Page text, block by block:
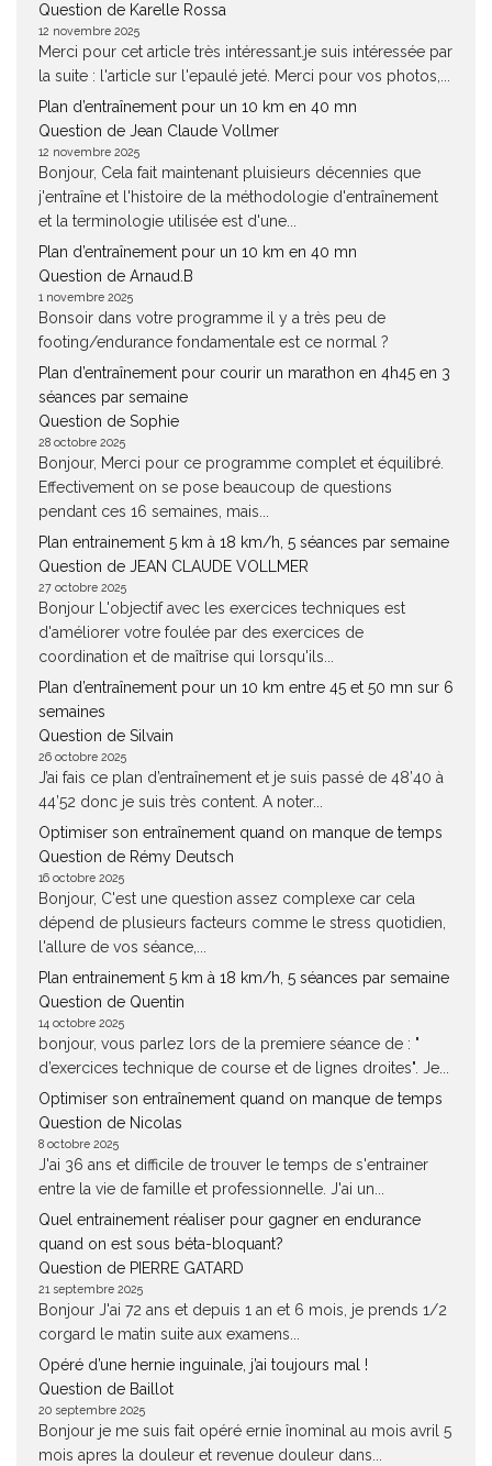
Question de Karelle Rossa
12 novembre 2025
Merci pour cet article très intéressant.je suis intéressée par
la suite : l'article sur l'epaulé jeté. Merci pour vos photos,...
Plan d’entraînement pour un 10 km en 40 mn
Question de Jean Claude Vollmer
12 novembre 2025
Bonjour, Cela fait maintenant pluisieurs décennies que
j'entraîne et l'histoire de la méthodologie d'entraînement
et la terminologie utilisée est d'une...
Plan d’entraînement pour un 10 km en 40 mn
Question de Arnaud.B
1 novembre 2025
Bonsoir dans votre programme il y a très peu de
footing/endurance fondamentale est ce normal ?
Plan d’entraînement pour courir un marathon en 4h45 en 3
séances par semaine
Question de Sophie
28 octobre 2025
Bonjour, Merci pour ce programme complet et équilibré.
Effectivement on se pose beaucoup de questions
pendant ces 16 semaines, mais...
Plan entrainement 5 km à 18 km/h, 5 séances par semaine
Question de JEAN CLAUDE VOLLMER
27 octobre 2025
Bonjour L'objectif avec les exercices techniques est
d'améliorer votre foulée par des exercices de
coordination et de maîtrise qui lorsqu'ils...
Plan d’entraînement pour un 10 km entre 45 et 50 mn sur 6
semaines
Question de Silvain
26 octobre 2025
J’ai fais ce plan d’entraînement et je suis passé de 48’40 à
44’52 donc je suis très content. A noter...
Optimiser son entraînement quand on manque de temps
Question de Rémy Deutsch
16 octobre 2025
Bonjour, C'est une question assez complexe car cela
dépend de plusieurs facteurs comme le stress quotidien,
l'allure de vos séance,...
Plan entrainement 5 km à 18 km/h, 5 séances par semaine
Question de Quentin
14 octobre 2025
bonjour, vous parlez lors de la premiere séance de : "
d’exercices technique de course et de lignes droites". Je...
Optimiser son entraînement quand on manque de temps
Question de Nicolas
8 octobre 2025
J'ai 36 ans et difficile de trouver le temps de s'entrainer
entre la vie de famille et professionnelle. J'ai un...
Quel entrainement réaliser pour gagner en endurance
quand on est sous béta-bloquant?
Question de PIERRE GATARD
21 septembre 2025
Bonjour J'ai 72 ans et depuis 1 an et 6 mois, je prends 1/2
corgard le matin suite aux examens...
Opéré d’une hernie inguinale, j’ai toujours mal !
Question de Baillot
20 septembre 2025
Bonjour je me suis fait opéré ernie înominal au mois avril 5
mois apres la douleur et revenue douleur dans...